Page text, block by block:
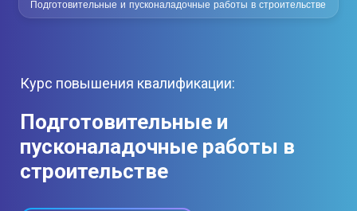
Подготовительные и пусконаладочные работы в строительстве
Курс повышения квалификации:
Подготовительные и
пусконаладочные работы в
строительстве